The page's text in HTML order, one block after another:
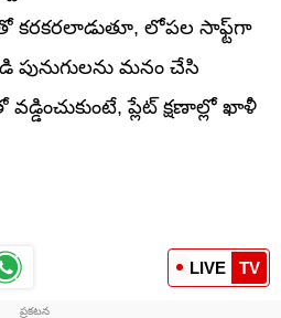
కరకరలాడుతూ, లోపల సాఫ్ట్‌గా
మనం చేసి
ప్లేట్ క్షణాల్లో ఖాళీ
LIVE TV